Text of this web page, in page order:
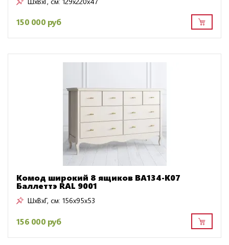
150 000 руб
Комод широкий 8 ящиков BA134-K07
Баллеттэ RAL 9001
ШxВxГ, см: 156x95x53
156 000 руб